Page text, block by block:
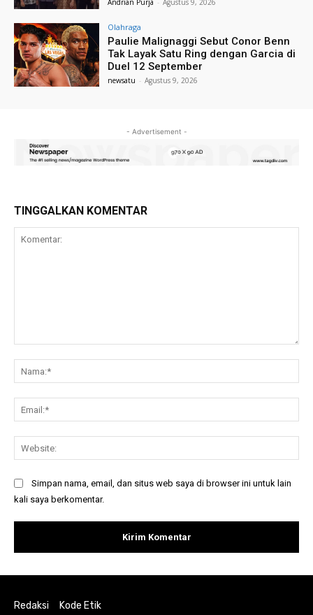
Olahraga
Paulie Malignaggi Sebut Conor Benn
Tak Layak Satu Ring dengan Garcia di
Duel 12 September
newsatu - Agustus 9, 2026
- Advertisement -
TINGGALKAN KOMENTAR
Simpan nama, email, dan situs web saya di browser ini untuk lain
kali saya berkomentar.
Redaksi Kode Etik